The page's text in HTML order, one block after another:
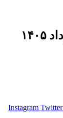
Instagram Twitter